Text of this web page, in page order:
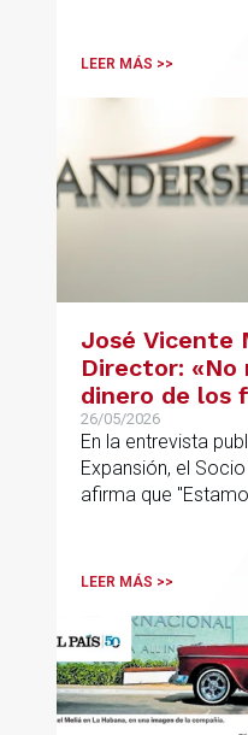
LEER MÁS >>
José Vicente
Director: «No
dinero de los
desarrollar
proyecto»
26/05/2026
En la entrevista
Expansión, el
afirma que
tenemos y ese es
LEER MÁS >>